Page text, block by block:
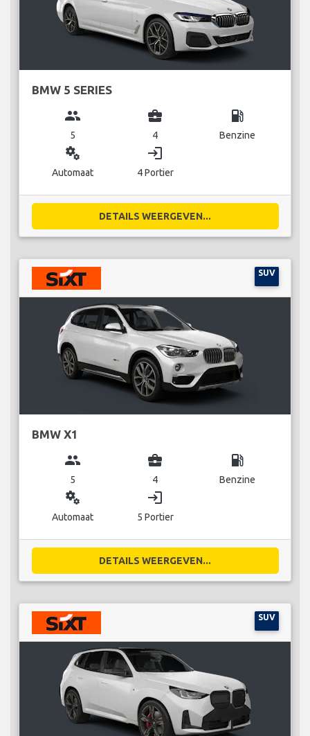
BMW 5 SERIES
group
5
business_center
4
local_gas_station
Benzine
miscellaneous_services
Automaat
login
4 Portier
DETAILS WEERGEVEN...
SUV
BMW X1
group
5
business_center
4
local_gas_station
Benzine
miscellaneous_services
Automaat
login
5 Portier
DETAILS WEERGEVEN...
SUV